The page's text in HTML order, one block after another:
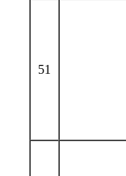
51